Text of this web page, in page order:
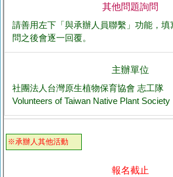
其他問題詢問
請善用左下「與承辦人員聯繫」功能，填
問之後會逐一回覆。
主辦單位
社團法人台灣原生植物保育協會 志工隊
Volunteers of Taiwan Native Plant Society
※承辦人其他活動
報名截止